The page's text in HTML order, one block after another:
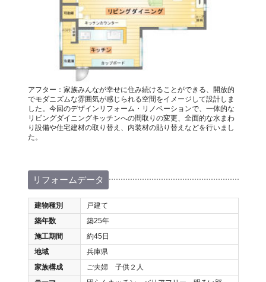
アフター：家族みんなが幸せに住み続けることができる、開放的
でモダニズムな雰囲気が感じられる空間をイメージして設計しま
した。今回のデザインリフォーム・リノベーションで、一体的な
リビングダイニングキッチンへの間取りの変更、全面的な水まわ
り設備や住宅建材の取り替え、内装材の貼り替えなどを行いまし
た。
リフォームデータ
建物種別
戸建て
築年数
築25年
施工期間
約45日
地域
兵庫県
家族構成
ご夫婦 子供２人